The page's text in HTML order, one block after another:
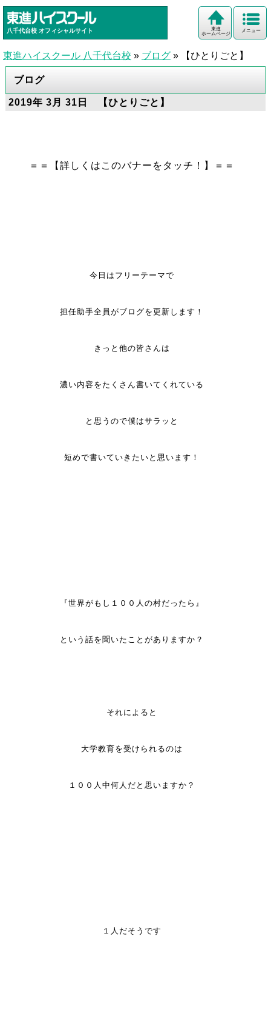
八千代台校 オフィシャルサイト メニュー
東進
ホームページ
東進ハイスクール 八千代台校 » ブログ » 【ひとりごと】
ブログ
2019年 3月 31日 【ひとりごと】
＝＝【詳しくはこのバナーをタッチ！】＝＝
今日はフリーテーマで
担任助手全員がブログを更新します！
きっと他の皆さんは
濃い内容をたくさん書いてくれている
と思うので僕はサラッと
短めで書いていきたいと思います！
『世界がもし１００人の村だったら』
という話を聞いたことがありますか？
それによると
大学教育を受けられるのは
１００人中何人だと思いますか？
１人だそうです